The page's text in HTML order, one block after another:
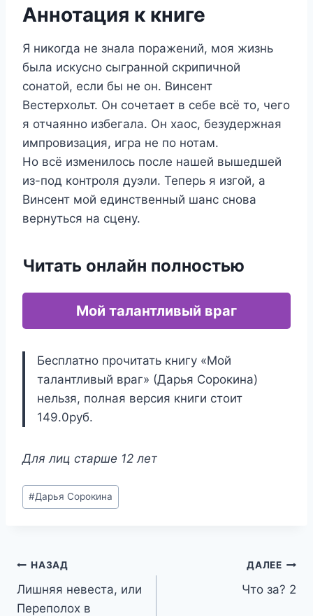
Аннотация к книге
Я никогда не знала поражений, моя жизнь
была искусно сыгранной скрипичной
сонатой, если бы не он. Винсент
Вестерхольт. Он сочетает в себе всё то, чего
я отчаянно избегала. Он хаос, безудержная
импровизация, игра не по нотам.
Но всё изменилось после нашей вышедшей
из-под контроля дуэли. Теперь я изгой, а
Винсент мой единственный шанс снова
вернуться на сцену.
Читать онлайн полностью
Мой талантливый враг
Бесплатно прочитать книгу «Мой
талантливый враг» (Дарья Сорокина)
нельзя, полная версия книги стоит
149.0руб.
Для лиц старше 12 лет
Метки
записи:
#Дарья Сорокина
Навигация
по
НАЗАД
Лишняя невеста, или
Переполох в
ДАЛЕЕ
Что за? 2